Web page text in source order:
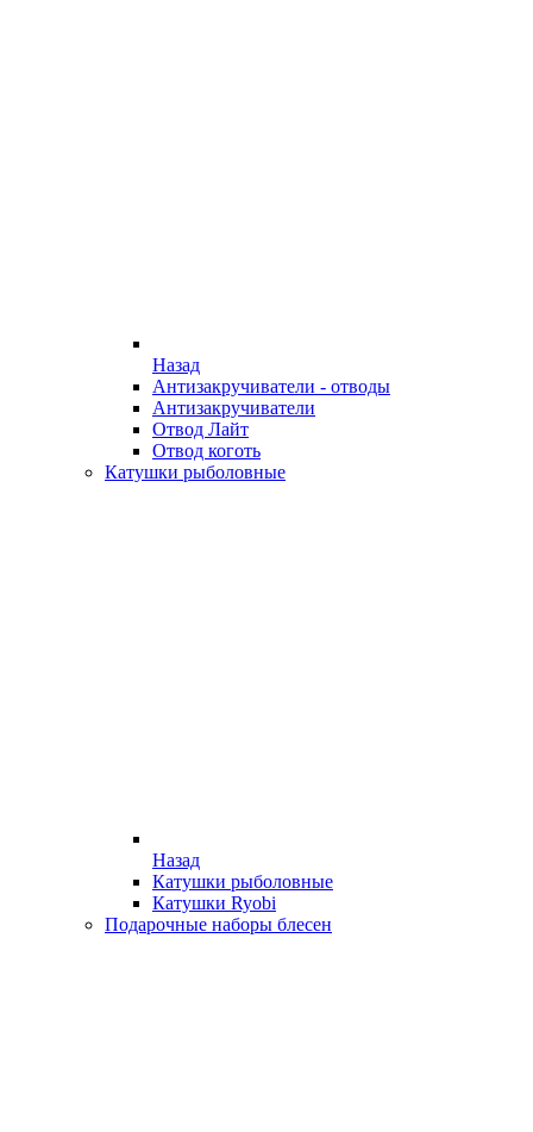
Назад
Антизакручиватели - отводы
Антизакручиватели
Отвод Лайт
Отвод коготь
Катушки рыболовные
Назад
Катушки рыболовные
Катушки Ryobi
Подарочные наборы блесен